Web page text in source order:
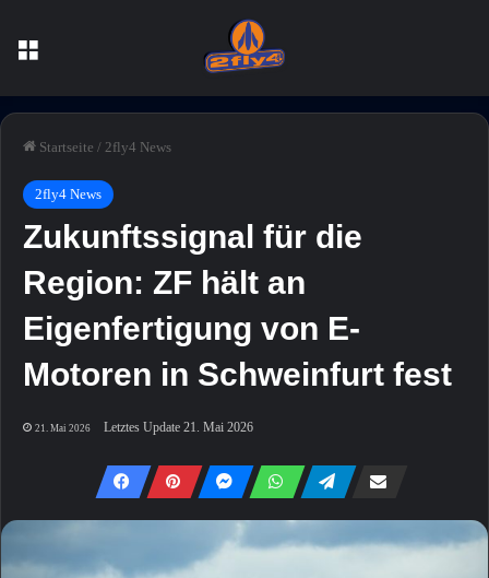
Startseite / 2fly4 News
2fly4 News
Zukunftssignal für die
Region: ZF hält an
Eigenfertigung von E-
Motoren in Schweinfurt fest
21. Mai 2026 Letztes Update 21. Mai 2026